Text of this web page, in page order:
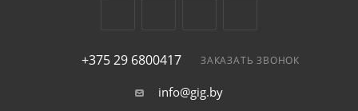
+375 29 6800417 ЗАКАЗАТЬ ЗВОНОК
info@gig.by